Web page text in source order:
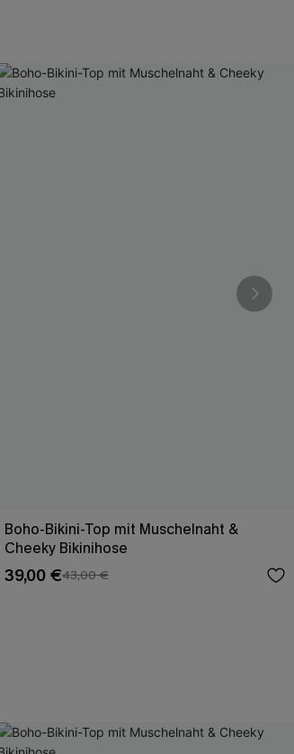
Boho-Bikini-Top mit Muschelnaht &
Cheeky Bikinihose
39,00 €43,00 €